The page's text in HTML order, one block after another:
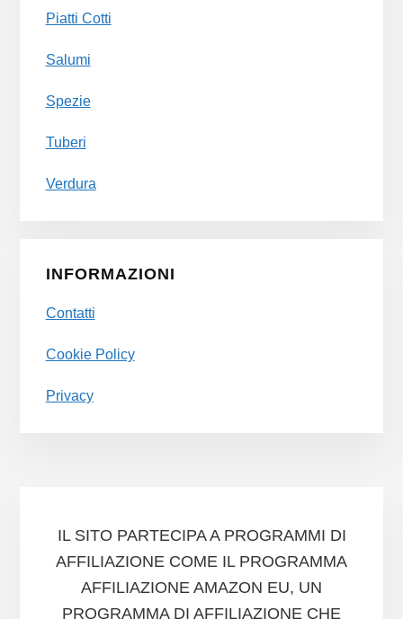
Piatti Cotti
Salumi
Spezie
Tuberi
Verdura
INFORMAZIONI
Contatti
Cookie Policy
Privacy
IL SITO PARTECIPA A PROGRAMMI DI
AFFILIAZIONE COME IL PROGRAMMA
AFFILIAZIONE AMAZON EU, UN
PROGRAMMA DI AFFILIAZIONE CHE